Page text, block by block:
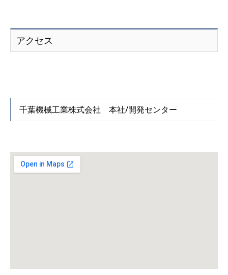
アクセス
千葉機械工業株式会社 本社/開発センター